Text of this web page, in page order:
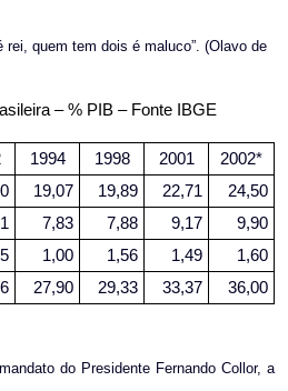
rei, quem tem dois é maluco”. (Olavo de
– % PIB – Fonte IBGE
1994 1998 2001
2002*
19,07 19,89 22,71
24,50
7,83 7,88 9,17
9,90
1,00 1,56 1,49
1,60
27,90 29,33 33,37 36,00
do Presidente Fernando Collor, a